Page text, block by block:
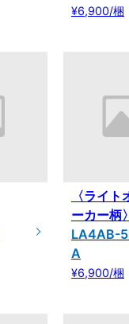
¥6,900/梱
〈ライト
ーカー柄〉
LA4AB-
A
¥6,900/梱